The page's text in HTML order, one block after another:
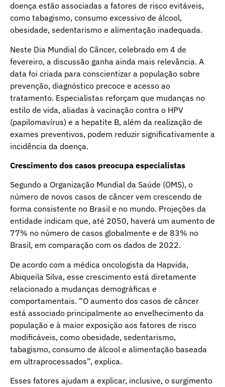
doença estão associadas a fatores de risco evitáveis,
como tabagismo, consumo excessivo de álcool,
obesidade, sedentarismo e alimentação inadequada.
Neste Dia Mundial do Câncer, celebrado em 4 de
fevereiro, a discussão ganha ainda mais relevância. A
data foi criada para conscientizar a população sobre
prevenção, diagnóstico precoce e acesso ao
tratamento. Especialistas reforçam que mudanças no
estilo de vida, aliadas à vacinação contra o HPV
(papilomavírus) e a hepatite B, além da realização de
exames preventivos, podem reduzir significativamente a
incidência da doença.
Crescimento dos casos preocupa especialistas
Segundo a Organização Mundial da Saúde (OMS), o
número de novos casos de câncer vem crescendo de
forma consistente no Brasil e no mundo. Projeções da
entidade indicam que, até 2050, haverá um aumento de
77% no número de casos globalmente e de 83% no
Brasil, em comparação com os dados de 2022.
De acordo com a médica oncologista da Hapvida,
Abiqueila Silva, esse crescimento está diretamente
relacionado a mudanças demográficas e
comportamentais. “O aumento dos casos de câncer
está associado principalmente ao envelhecimento da
população e à maior exposição aos fatores de risco
modificáveis, como obesidade, sedentarismo,
tabagismo, consumo de álcool e alimentação baseada
em ultraprocessados”, explica.
Esses fatores ajudam a explicar, inclusive, o surgimento